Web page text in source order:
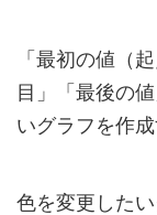
「最初の値（
目」「最後の
いグラフを作
色を変更した